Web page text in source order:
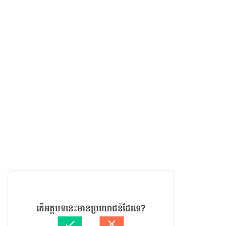
តើអត្ថបទនេះមានប្រយោជន៍ដែរទេ?